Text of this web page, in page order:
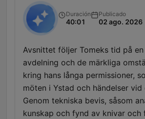
Duración
40:01
Publicado
02 ago. 2026
Avsnittet följer Tomeks tid på
avdelning och de märkliga
kring hans långa permissioner,
möten i Ystad och händelser
Genom tekniska bevis, såsom
kunskap och fynd av knivar och